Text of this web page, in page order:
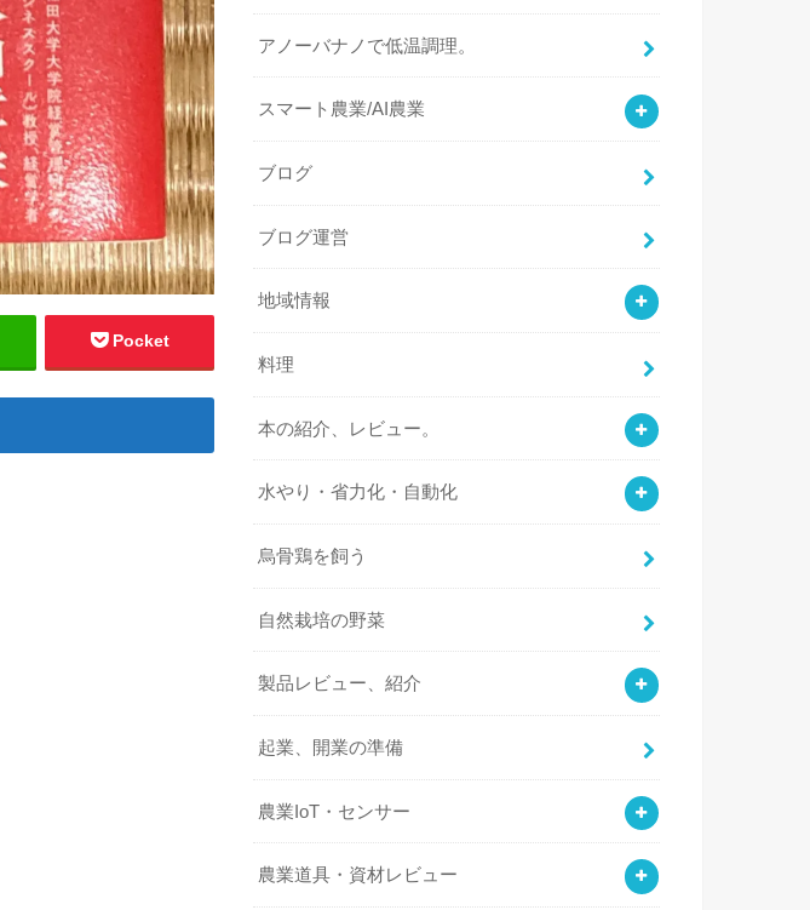
Pocket
アノーバナノで低温調理。
スマート農業/AI農業
ブログ
ブログ運営
地域情報
料理
本の紹介、レビュー。
水やり・省力化・自動化
烏骨鶏を飼う
自然栽培の野菜
製品レビュー、紹介
起業、開業の準備
農業IoT・センサー
農業道具・資材レビュー